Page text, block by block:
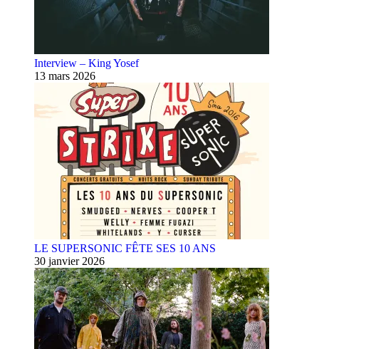
Interview – King Yosef
13 mars 2026
LE SUPERSONIC FÊTE SES 10 ANS
30 janvier 2026